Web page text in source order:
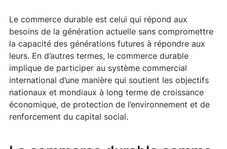
Le commerce durable est celui qui répond aux
besoins de la génération actuelle sans compromettre
la capacité des générations futures à répondre aux
leurs. En d’autres termes, le commerce durable
implique de participer au système commercial
international d’une manière qui soutient les objectifs
nationaux et mondiaux à long terme de croissance
économique, de protection de l’environnement et de
renforcement du capital social.